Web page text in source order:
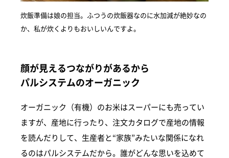
炊飯準備は娘の担当。ふつうの炊飯器なのに水加減が絶妙なの
か、私が炊くよりもおいしいんですよ。
顔が見えるつながりがあるから
パルシステムのオーガニック
オーガニック（有機）のお米はスーパーにも売ってい
ますが、産地に行ったり、注文カタログで産地の情報
を読んだりして、生産者と“家族”みたいな関係になれ
るのはパルシステムだから。誰がどんな思いを込めて